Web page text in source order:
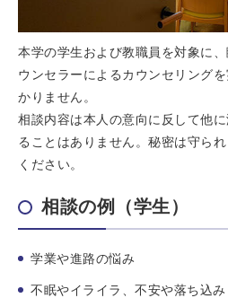
本学の学生および教職員を対象に
ウンセラーによるカウンセリング
かりません。
相談内容は本人の意向に反して他
ることはありません。秘密は守ら
ください。
相談の例（学生）
学業や進路の悩み
不眠やイライラ、不安や落ち込み